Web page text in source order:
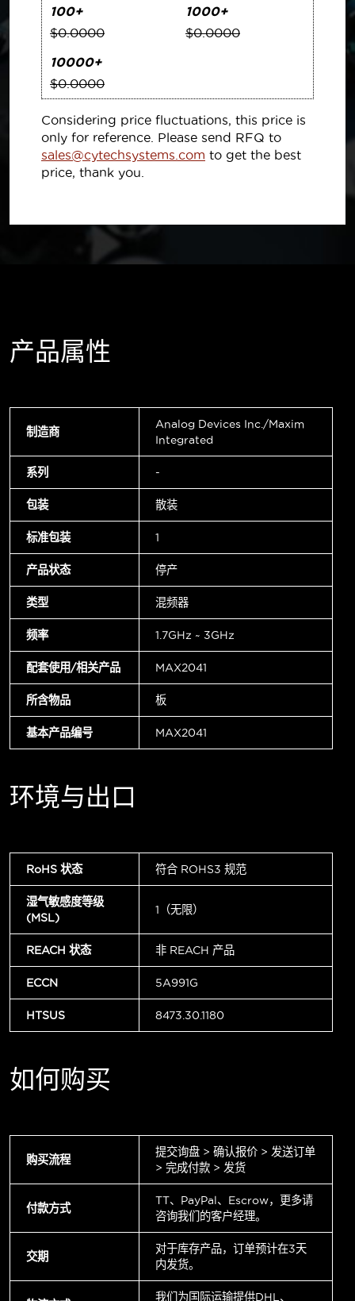
100+
$0.0000
1000+
$0.0000
10000+
$0.0000
Considering price fluctuations, this price is
only for reference. Please send RFQ to
sales@cytechsystems.com to get the best
price, thank you.
产品属性
制造商
Analog Devices Inc./Maxim
Integrated
系列 -
包装 散装
标准包装 1
产品状态 停产
类型 混频器
频率 1.7GHz ~ 3GHz
配套使用/相关产品 MAX2041
所含物品 板
基本产品编号 MAX2041
环境与出口
RoHS 状态 符合 ROHS3 规范
湿气敏感度等级
(MSL)
1（无限）
REACH 状态 非 REACH 产品
ECCN 5A991G
HTSUS 8473.30.1180
如何购买
购买流程
提交询盘 > 确认报价 > 发送订单
> 完成付款 > 发货
付款方式
TT、PayPal、Escrow，更多请
咨询我们的客户经理。
交期
对于库存产品，订单预计在3天
内发货。
我们为国际运输提供DHL、